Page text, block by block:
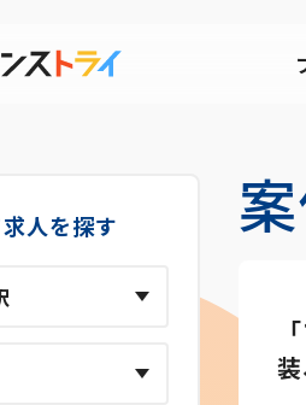
人を探す